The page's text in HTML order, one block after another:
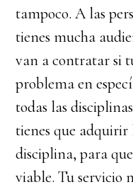
tampoco. A las
tienes mucha
van a contratar si
problema en
todas las
tienes que adquirir
disciplina, para
viable. Tu servicio